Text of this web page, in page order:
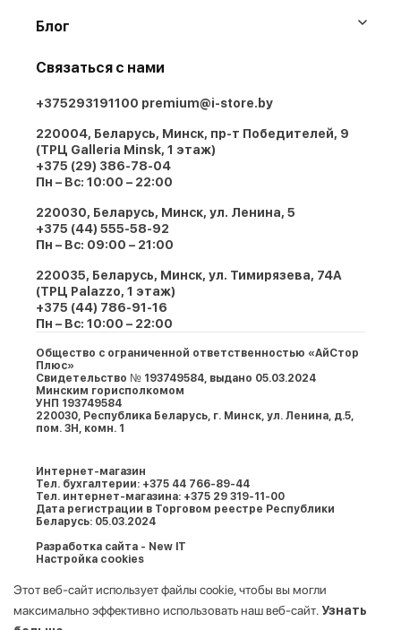
Блог
Связаться с нами
+375293191100 premium@i-store.by
220004, Беларусь, Минск, пр-т Победителей, 9
(ТРЦ Galleria Minsk, 1 этаж)
+375 (29) 386-78-04
Пн – Вс: 10:00 – 22:00
220030, Беларусь, Минск, ул. Ленина, 5
+375 (44) 555-58-92
Пн – Вс: 09:00 – 21:00
220035, Беларусь, Минск, ул. Тимирязева, 74A
(ТРЦ Palazzo, 1 этаж)
+375 (44) 786-91-16
Пн – Вс: 10:00 – 22:00
Общество с ограниченной ответственностью «АйСтор
Плюс»
Свидетельство № 193749584, выдано 05.03.2024
Минским горисполкомом
УНП 193749584
220030, Республика Беларусь, г. Минcк, ул. Ленина, д.5,
пом. 3Н, комн. 1
Интернет-магазин
Тел. бухгалтерии: +375 44 766-89-44
Тел. интернет-магазина: +375 29 319-11-00
Дата регистрации в Торговом реестре Республики
Беларусь: 05.03.2024
Разработка сайта - New IT
Настройка cookies
Этот веб-сайт использует файлы cookie, чтобы вы могли
максимально эффективно использовать наш веб-сайт. Узнать